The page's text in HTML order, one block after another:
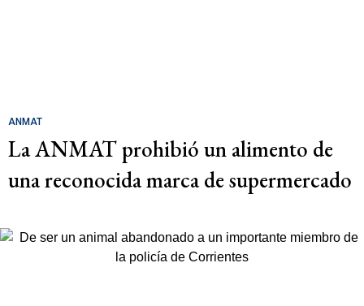
ANMAT
La ANMAT prohibió un alimento de
una reconocida marca de supermercado